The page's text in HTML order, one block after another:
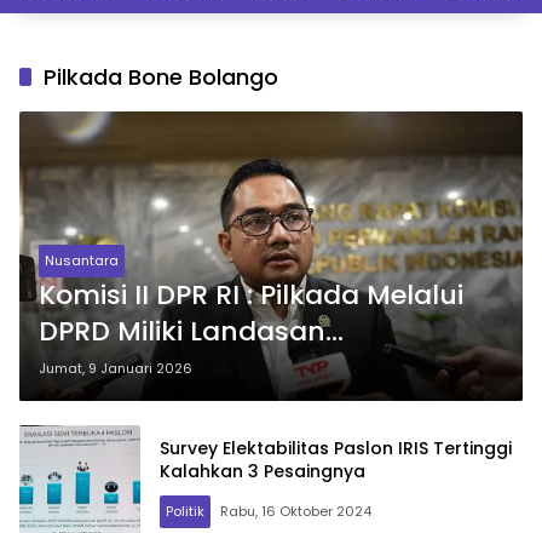
Pilkada Bone Bolango
Nusantara
Komisi II DPR RI : Pilkada Melalui
DPRD Miliki Landasan
Konstitusional yang Kuat
Jumat, 9 Januari 2026
Survey Elektabilitas Paslon IRIS Tertinggi
Kalahkan 3 Pesaingnya
Politik Rabu, 16 Oktober 2024